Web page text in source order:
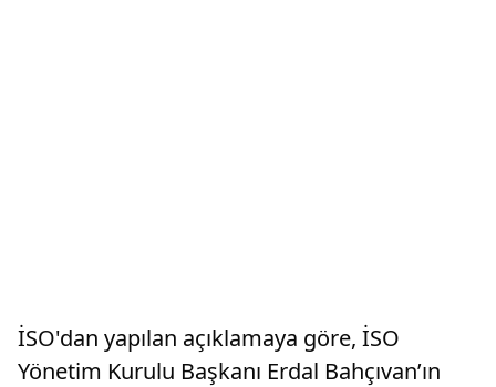
İSO'dan yapılan açıklamaya göre, İSO
Yönetim Kurulu Başkanı Erdal Bahçıvan’ın